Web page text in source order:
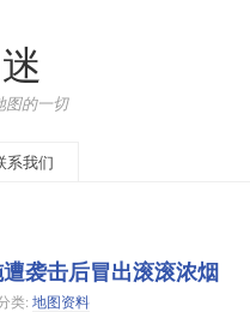
图的一切
系我们
袭击后冒出滚滚浓烟
类: 地图资料